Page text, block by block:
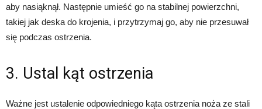
aby nasiąknął. Następnie umieść go na stabilnej powierzchni,
takiej jak deska do krojenia, i przytrzymaj go, aby nie przesuwał
się podczas ostrzenia.
3. Ustal kąt ostrzenia
Ważne jest ustalenie odpowiedniego kąta ostrzenia noża ze stali